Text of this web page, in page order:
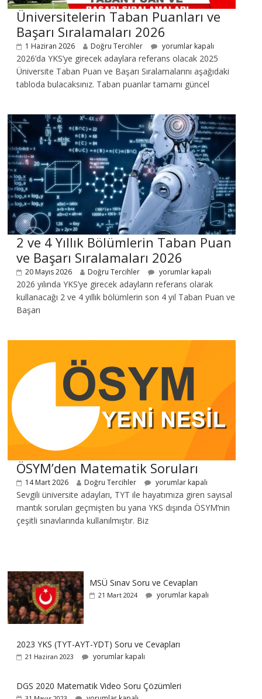
Üniversitelerin Taban Puanları ve
Başarı Sıralamaları 2026
1 Haziran 2026 Doğru Tercihler yorumlar kapalı
2026’da YKS’ye girecek adaylara referans olacak 2025
Üniversite Taban Puan ve Başarı Sıralamalarını aşağıdaki
tabloda bulacaksınız. Taban puanlar tamamı güncel
2 ve 4 Yıllık Bölümlerin Taban Puan
ve Başarı Sıralamaları 2026
20 Mayıs 2026 Doğru Tercihler yorumlar kapalı
2026 yılında YKS’ye girecek adayların referans olarak
kullanacağı 2 ve 4 yıllık bölümlerin son 4 yıl Taban Puan ve
Başarı
ÖSYM’den Matematik Soruları
14 Mart 2026 Doğru Tercihler yorumlar kapalı
Sevgili üniversite adayları, TYT ile hayatımıza giren sayısal
mantık soruları geçmişten bu yana YKS dışında ÖSYM’nin
çeşitli sınavlarında kullanılmıştır. Biz
MSÜ Sınav Soru ve Cevapları
21 Mart 2024 yorumlar kapalı
2023 YKS (TYT-AYT-YDT) Soru ve Cevapları
21 Haziran 2023 yorumlar kapalı
DGS 2020 Matematik Video Soru Çözümleri